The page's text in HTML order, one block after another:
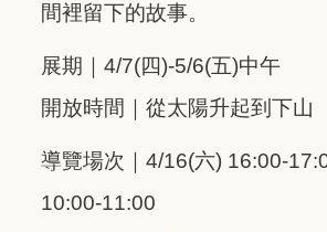
間裡留下的故事。
展期｜4/7(四)-5/6(五)中午
開放時間｜從太陽升起到下山
導覽場次｜4/16(六) 16:00-
10:00-11:00